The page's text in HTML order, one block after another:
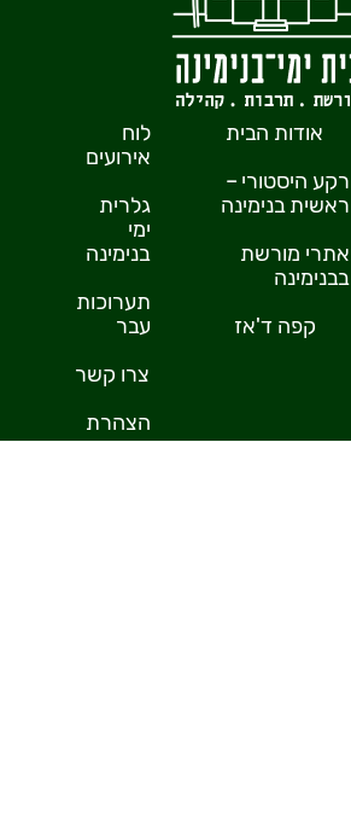
אודות הבית
רקע היסטורי –
ראשית בנימינה
אתרי מורשת
בבנימינה
קפה ד'אז
לוח
אירועים
גלרית
ימי
בנימינה
תערוכות
עבר
צרו קשר
הצהרת
נגישות